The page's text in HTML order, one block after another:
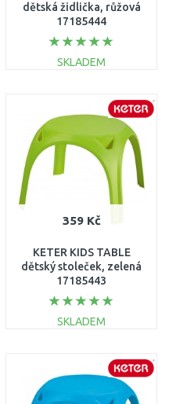
dětská židlička, růžová
17185444
SKLADEM
359 Kč
KETER KIDS TABLE
dětský stoleček, zelená
17185443
SKLADEM